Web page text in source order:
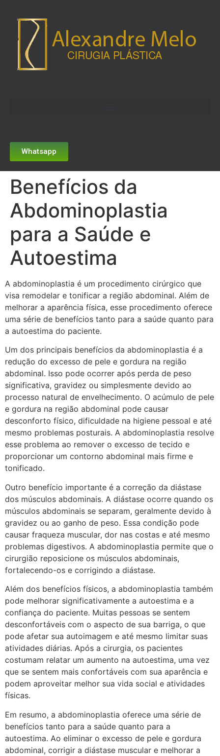
Whatsapp
Benefícios da
Abdominoplastia
para a Saúde e
Autoestima
A abdominoplastia é um procedimento cirúrgico que
visa remodelar e tonificar a região abdominal. Além de
melhorar a aparência física, esse procedimento oferece
uma série de benefícios tanto para a saúde quanto para
a autoestima do paciente.
Um dos principais benefícios da abdominoplastia é a
redução do excesso de pele e gordura na região
abdominal. Isso pode ocorrer após perda de peso
significativa, gravidez ou simplesmente devido ao
processo natural de envelhecimento. O acúmulo de pele
e gordura na região abdominal pode causar
desconforto físico, dificuldade na higiene pessoal e até
mesmo problemas posturais. A abdominoplastia resolve
esse problema ao remover o excesso de tecido e
proporcionar um contorno abdominal mais firme e
tonificado.
Outro benefício importante é a correção da diástase
dos músculos abdominais. A diástase ocorre quando os
músculos abdominais se separam, geralmente devido à
gravidez ou ao ganho de peso. Essa condição pode
causar fraqueza muscular, dor nas costas e até mesmo
problemas digestivos. A abdominoplastia permite que o
cirurgião reposicione os músculos abdominais,
fortalecendo-os e corrigindo a diástase.
Além dos benefícios físicos, a abdominoplastia também
pode melhorar significativamente a autoestima e a
confiança do paciente. Muitas pessoas se sentem
desconfortáveis com o aspecto de sua barriga, o que
pode afetar sua autoimagem e até mesmo limitar suas
atividades diárias. Após a cirurgia, os pacientes
costumam relatar um aumento na autoestima, uma vez
que se sentem mais confortáveis ​​com sua aparência e
podem aproveitar melhor sua vida social e atividades
físicas.
Em resumo, a abdominoplastia oferece uma série de
benefícios tanto para a saúde quanto para a
autoestima. Ao eliminar o excesso de pele e gordura
abdominal, corrigir a diástase muscular e melhorar a